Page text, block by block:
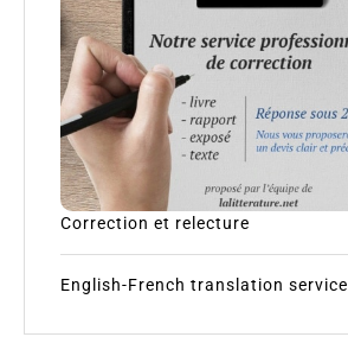
Correction et relecture
English-French translation service